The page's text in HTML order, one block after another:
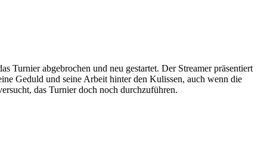
Turnier abgebrochen und neu gestartet. Der Streamer präsentiert
Geduld und seine Arbeit hinter den Kulissen, auch wenn die
das Turnier doch noch durchzuführen.